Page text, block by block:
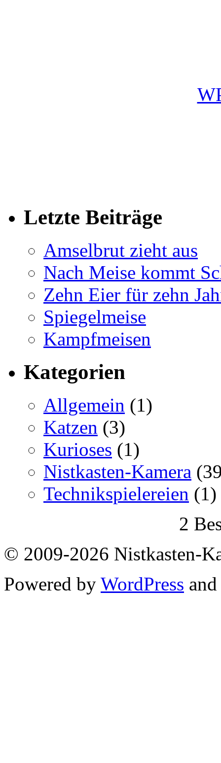
Letzte Beiträge
Amselbrut zieht aus
Nach Meise kommt
Zehn Eier für zehn
Spiegelmeise
Kampfmeisen
Kategorien
Allgemein (1)
Katzen (3)
Kurioses (1)
Nistkasten-Kamera
Technikspielereien (1)
2
© 2009-2026 Nistkasten-
Powered by WordPress